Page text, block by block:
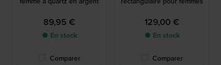
89,95 €
● En stock
Comparer
129,00 €
● En stock
Comparer